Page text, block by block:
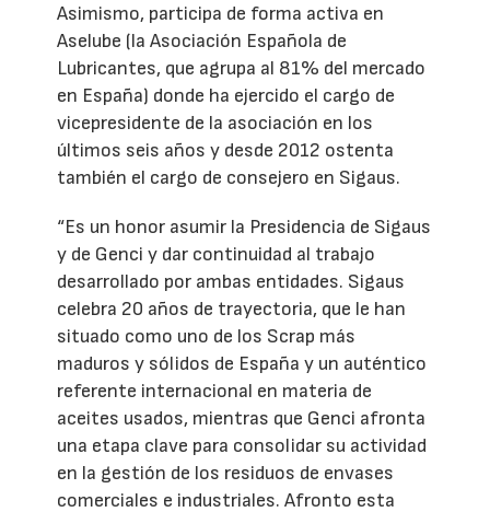
Asimismo, participa de forma activa en
Aselube (la Asociación Española de
Lubricantes, que agrupa al 81% del mercado
en España) donde ha ejercido el cargo de
vicepresidente de la asociación en los
últimos seis años y desde 2012 ostenta
también el cargo de consejero en Sigaus.
“Es un honor asumir la Presidencia de Sigaus
y de Genci y dar continuidad al trabajo
desarrollado por ambas entidades. Sigaus
celebra 20 años de trayectoria, que le han
situado como uno de los Scrap más
maduros y sólidos de España y un auténtico
referente internacional en materia de
aceites usados, mientras que Genci afronta
una etapa clave para consolidar su actividad
en la gestión de los residuos de envases
comerciales e industriales. Afronto esta